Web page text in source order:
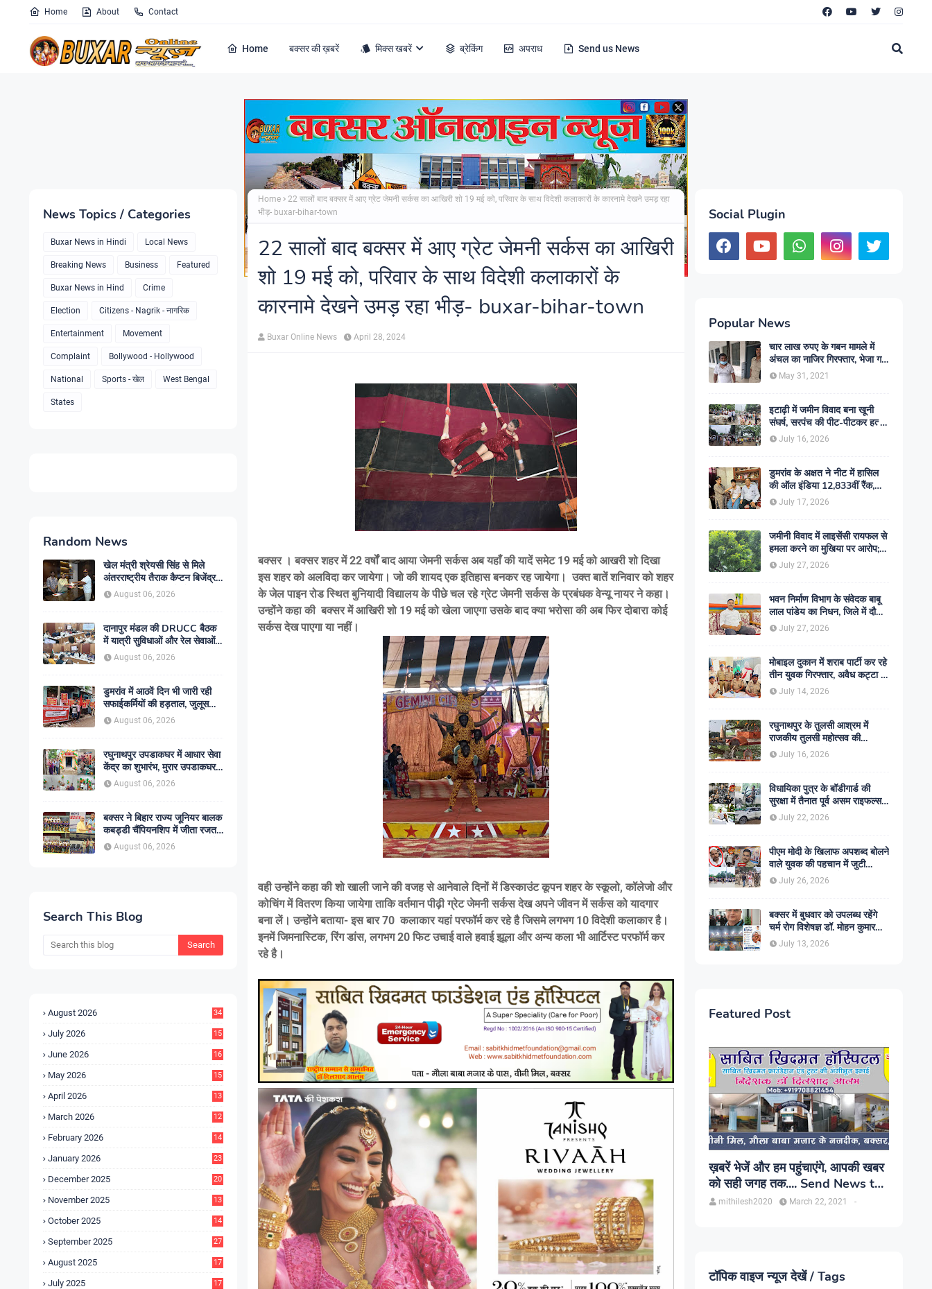
Home About Contact
Home बक्सर की ख़बरें मिक्स खबरें ब्रेकिंग अपराध Send us News
News Topics / Categories
Buxar News in Hindi Local News
Breaking News Business Featured
Buxar News in Hind Crime
Election Citizens - Nagrik - नागरिक
Entertainment Movement
Complaint Bollywood - Hollywood
National Sports - खेल West Bengal
States
Random News
खेल मंत्री श्रेयसी सिंह से मिले
अंतरराष्ट्रीय तैराक कैप्टन बिजेंद्र
सिंह, गोकुल जलाशय में तैराकी
प्रशिक्षण केंद्र शुरू करने की उठाई
August 06, 2026
दानापुर मंडल की DRUCC बैठक
में यात्री सुविधाओं और रेल सेवाओं
के विस्तार पर मंथन, अधिकारियों को
दिए गए आवश्यक निर्देश
August 06, 2026
डुमरांव में आठवें दिन भी जारी रही
सफाईकर्मियों की हड़ताल, जुलूस
निकाल सरकार के खिलाफ किया
प्रदर्शन
August 06, 2026
रघुनाथपुर उपडाकघर में आधार सेवा
केंद्र का शुभारंभ, मुरार उपडाकघर
नए भवन में हुआ स्थानांतरित
August 06, 2026
बक्सर ने बिहार राज्य जूनियर बालक
कबड्डी चैंपियनशिप में जीता रजत
पदक, रोमांचक फाइनल में सारण से
49-45 से हारा
August 06, 2026
Search This Blog
August 2026 34
July 2026
15
June 2026
16
May 2026
15
April 2026
13
March 2026
12
February 2026
14
January 2026
23
December 2025
20
November 2025
13
October 2025
14
September 2025
27
August 2025
17
July 2025
17
Home
22 सालों बाद बक्सर में आए ग्रेट जेमनी सर्कस का आखिरी शो 19 मई को, परिवार के साथ विदेशी कलाकारों के कारनामे देखने उमड़ रहा
भीड़- buxar-bihar-town
22 सालों बाद बक्सर में आए ग्रेट जेमनी सर्कस का आखिरी
शो 19 मई को, परिवार के साथ विदेशी कलाकारों के
कारनामे देखने उमड़ रहा भीड़- buxar-bihar-town
Buxar Online News April 28, 2024
बक्सर । बक्सर शहर में 22 वर्षों बाद आया जेमनी सर्कस अब यहाँ की यादें समेट 19 मई को आखरी शो दिखा
इस शहर को अलविदा कर जायेगा। जो की शायद एक इतिहास बनकर रह जायेगा। उक्त बातें शनिवार को शहर
के जेल पाइन रोड स्थित बुनियादी विद्यालय के पीछे चल रहे ग्रेट जेमनी सर्कस के प्रबंधक वेन्यू नायर ने कहा।
उन्होंने कहा की बक्सर में आखिरी शो 19 मई को खेला जाएगा उसके बाद क्या भरोसा की अब फिर दोबारा कोई
सर्कस देख पाएगा या नहीं।
वही उन्होंने कहा की शो खाली जाने की वजह से आनेवाले दिनों में डिस्काउंट कूपन शहर के स्कूलो, कॉलेजो और
कोचिंग में वितरण किया जायेगा ताकि वर्तमान पीढ़ी ग्रेट जेमनी सर्कस देख अपने जीवन में सर्कस को यादगार
बना लें। उन्होंने बताया- इस बार 70 कलाकार यहां परफॉर्म कर रहे है जिसमे लगभग 10 विदेशी कलाकार है।
इनमें जिमनास्टिक, रिंग डांस, लगभग 20 फिट उचाई वाले हवाई झूला और अन्य कला भी आर्टिस्ट परफॉर्म कर
रहे है।
Social Plugin
Popular News
चार लाख रुपए के गबन मामले में
अंचल का नाजिर गिरफ्तार, भेजा गया
जेल- sent jail
May 31, 2021
इटाढ़ी में जमीन विवाद बना खूनी
संघर्ष, सरपंच की पीट-पीटकर हत्या;
दो बेटे घायल, सड़क जाम
July 16, 2026
डुमरांव के अक्षत ने नीट में हासिल
की ऑल इंडिया 12,833वीं रैंक,
ऑनलाइन पढ़ाई से रचा सफलता का
इतिहास
July 17, 2026
जमीनी विवाद में लाइसेंसी रायफल से
हमला करने का मुखिया पर आरोप;
मामले की जांच में जुटी पुलिस
July 27, 2026
भवन निर्माण विभाग के संवेदक बाबू
लाल पांडेय का निधन, जिले में दौड़ी
शोक की लहर
July 27, 2026
मोबाइल दुकान में शराब पार्टी कर रहे
तीन युवक गिरफ्तार, अवैध कट्टा व
कारतूस बरामद
July 14, 2026
रघुनाथपुर के तुलसी आश्रम में
राजकीय तुलसी महोत्सव की
अनुशंसा, बीडीओ ने भेजी
सकारात्मक रिपोर्ट
July 16, 2026
विधायिका पुत्र के बॉडीगार्ड की
सुरक्षा में तैनात पूर्व असम राइफल्स
जवान की गोली मारकर हत्या,
सहकर्मी अंगरक्षक गिरफ्तार
July 22, 2026
पीएम मोदी के खिलाफ अपशब्द बोलने
वाले युवक की पहचान में जुटी
पुलिस, बक्सर एसपी ने दिए सख्त
कार्रवाई के संकेत
July 26, 2026
बक्सर में बुधवार को उपलब्ध रहेंगे
चर्म रोग विशेषज्ञ डॉ. मोहन कुमार
सिंह, प्रकाश यूरो क्लिनिक में होगा
परामर्श
July 13, 2026
Featured Post
ख़बरें भेजें और हम पहुंचाएंगे, आपकी खबर
को सही जगह तक.... Send News to
us!mithilesh2020 -
March 22, 2021
टॉपिक वाइज न्यूज देखें / Tags